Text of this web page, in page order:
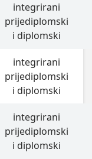
integrirani
prijediplomski
i diplomski
integrirani
prijediplomski
i diplomski
integrirani
prijediplomski
i diplomski